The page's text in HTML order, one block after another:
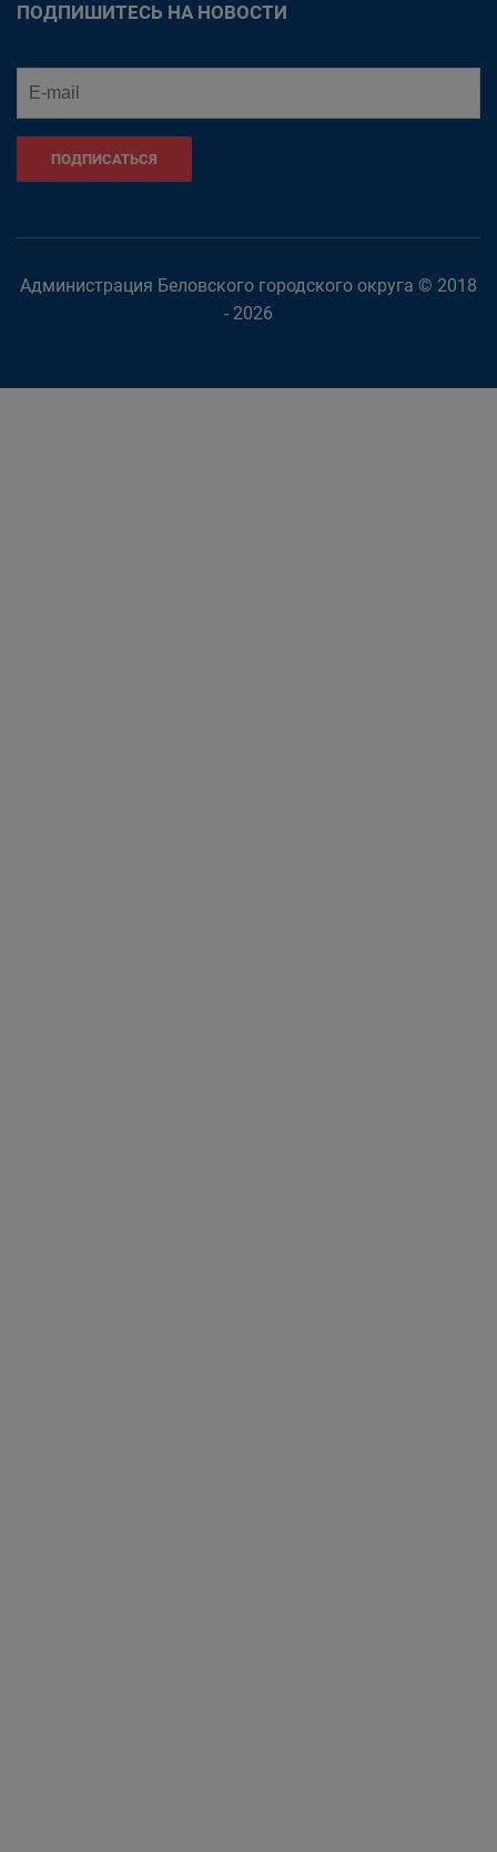
ПОДПИШИТЕСЬ НА НОВОСТИ
ПОДПИСАТЬСЯ
Администрация Беловского городского округа © 2018
- 2026